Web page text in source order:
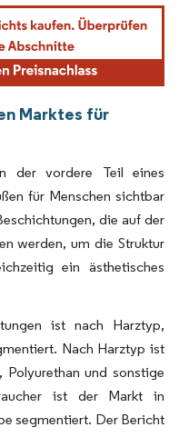
Marktes für
der vordere Teil eines
für Menschen sichtbar
die auf der
werden, um die Struktur
ein ästhetisches
ist nach Harztyp,
Nach Harztyp ist
und sonstige
ist der Markt in
segmentiert. Der Bericht